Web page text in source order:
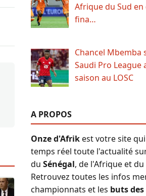
Afrique du Sud
fina…
Chancel Mbemba
Saudi Pro League
saison au LOSC
A PROPOS
Onze d'Afrikest votre site
temps réel toute l'actualité
du Sénégal, de l'Afrique et
Retrouvez toutes les infos
championnats et les buts